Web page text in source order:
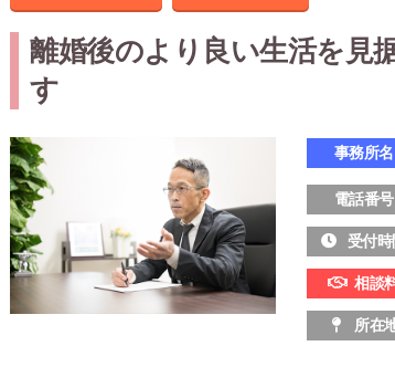
離婚後のより良い生活を見
す
事務所名
電話番号
受付時
相談
所在